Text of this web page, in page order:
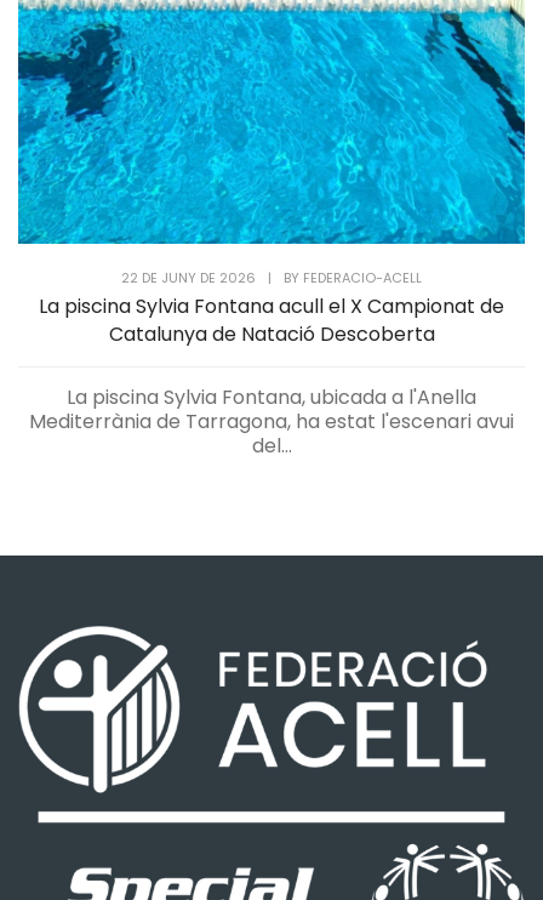
22 DE JUNY DE 2026 | BY FEDERACIO-ACELL
La piscina Sylvia Fontana acull el X Campionat de
Catalunya de Natació Descoberta
La piscina Sylvia Fontana, ubicada a l'Anella
Mediterrània de Tarragona, ha estat l'escenari avui
del...